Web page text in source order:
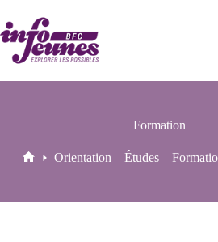
au
contenu
Formation
Orientation – Études –